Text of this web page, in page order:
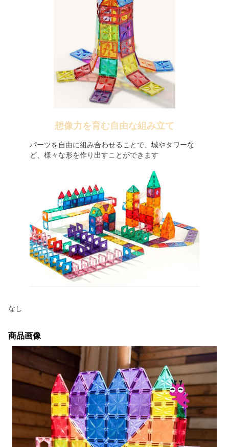
想像力を育む自由な組み立て
パーツを自由に組み合わせることで、城やタワーな
ど、様々な形を作り出すことができます
なし
商品画像